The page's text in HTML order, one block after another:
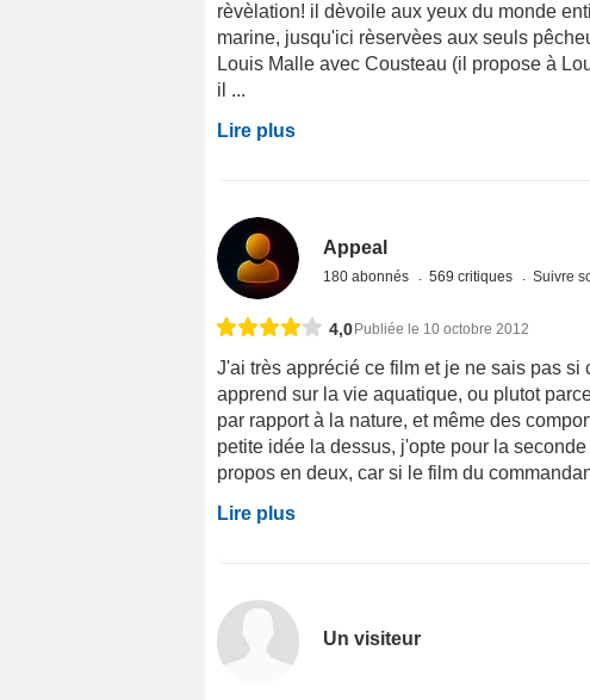
rèvèlation! il dèvoile aux yeux du monde
marine, jusqu'ici rèservèes aux seuls
Louis Malle avec Cousteau (il propose à
il ...
Lire plus
Appeal
180 abonnés 569 critiques Suivre
4,0 Publiée le 10 octobre 2012
J'ai très apprécié ce film et je ne sais pas
apprend sur la vie aquatique, ou plutot
par rapport à la nature, et même des
petite idée la dessus, j'opte pour la
propos en deux, car si le film du
Lire plus
Un visiteur